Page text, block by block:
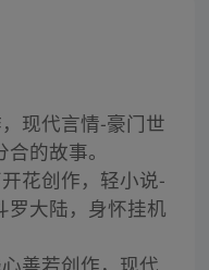
现代言情-豪门世
的故事。
花创作，轻小说-
罗大陆，身怀挂机
善若创作，现代